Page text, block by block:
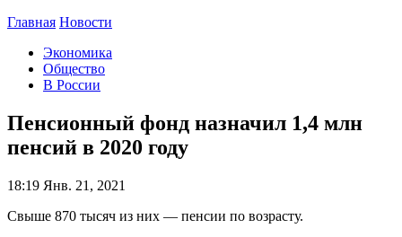
Главная Новости
Экономика
Общество
В России
Пенсионный фонд назначил 1,4 млн
пенсий в 2020 году
18:19 Янв. 21, 2021
Свыше 870 тысяч из них — пенсии по возрасту.